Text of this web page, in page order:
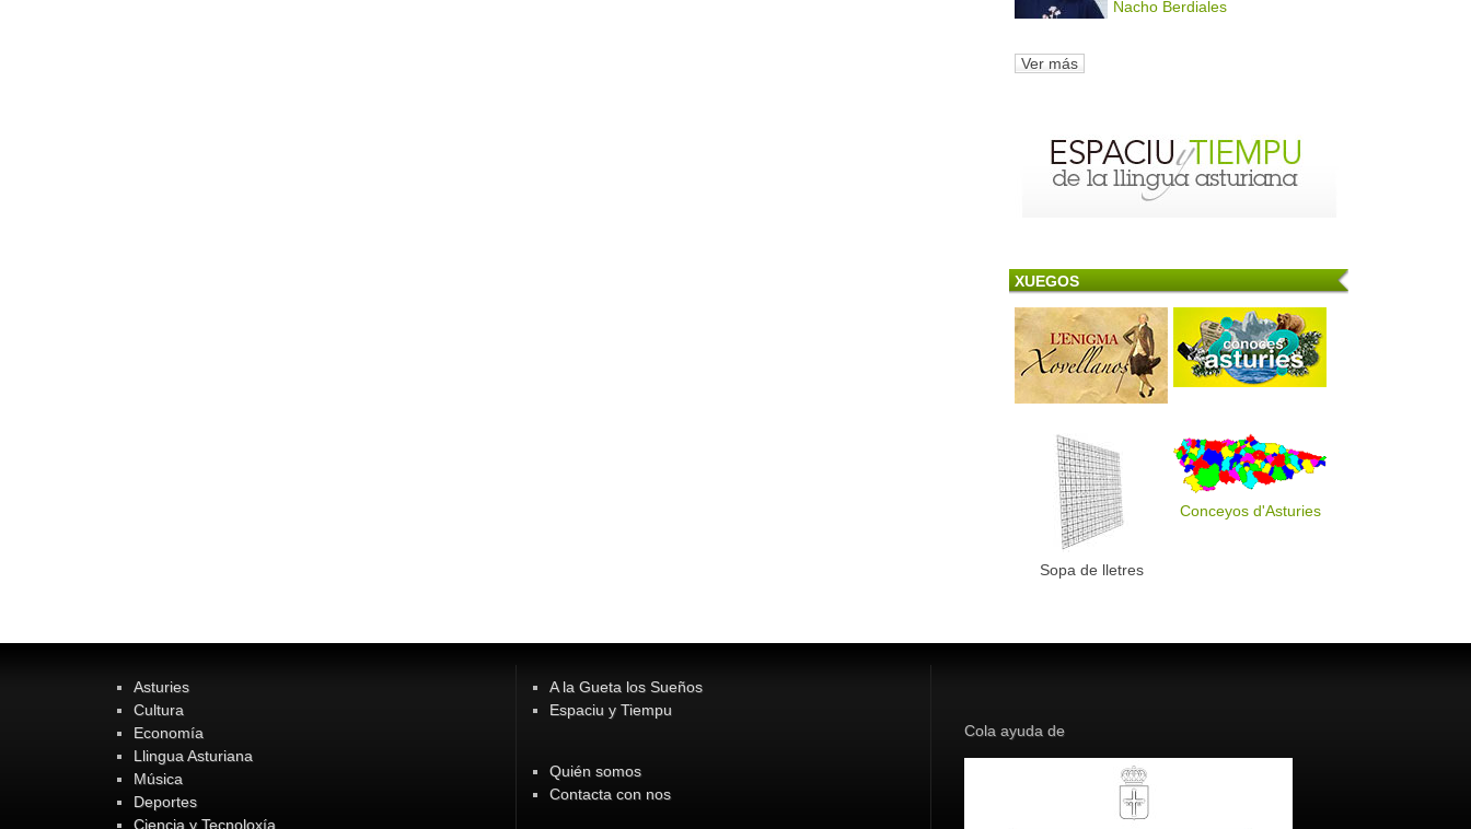
Nacho Berdiales
Ver más
XUEGOS
Sopa de lletres
Conceyos d'Asturies
Asturies
Cultura
Economía
Llingua Asturiana
Música
Deportes
Ciencia y Tecnoloxía
A la Gueta los Sueños
Espaciu y Tiempu
Quién somos
Contacta con nos
Cola ayuda de